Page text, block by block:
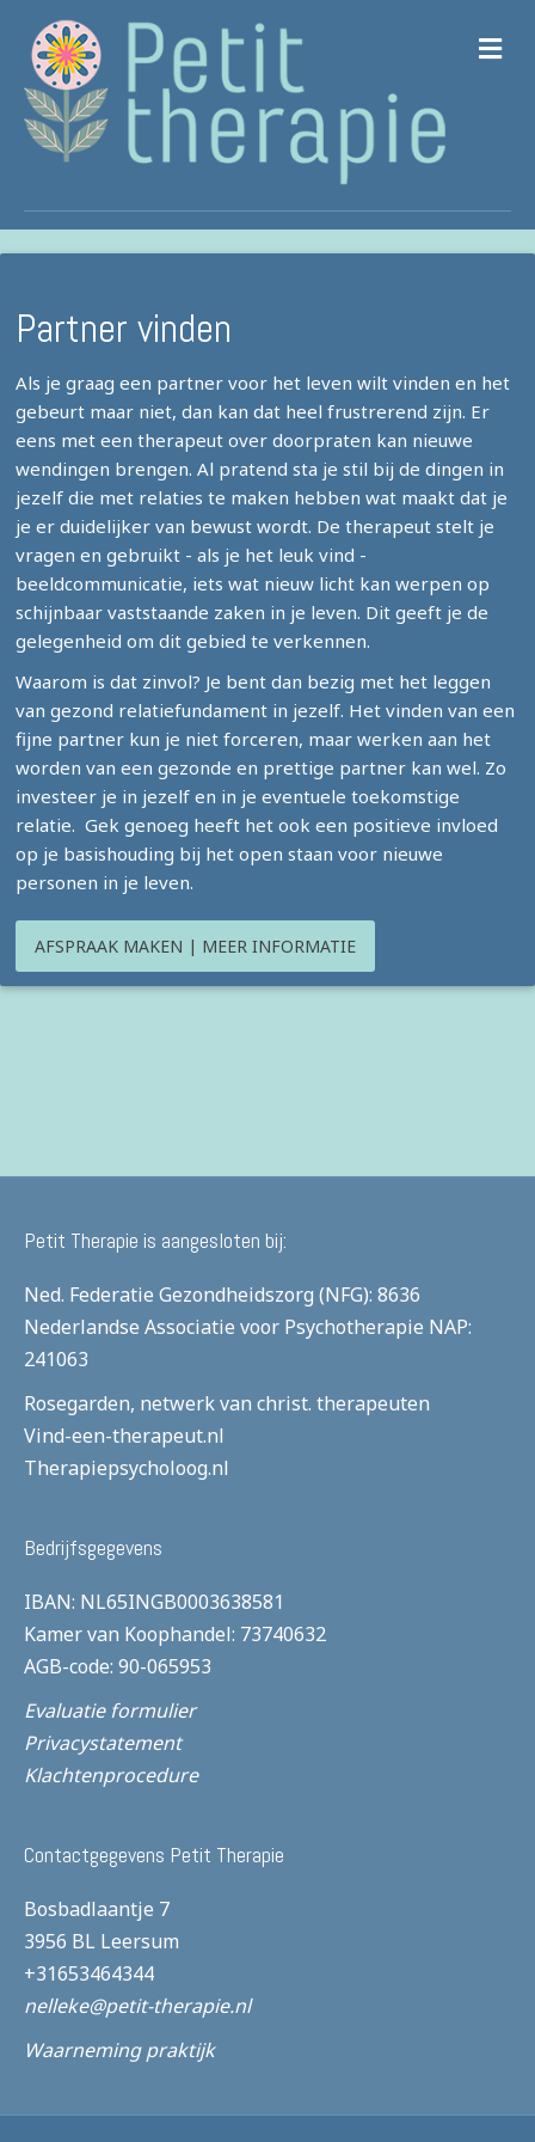
Partner vinden
Als je graag een partner voor het leven wilt vinden en het
gebeurt maar niet, dan kan dat heel frustrerend zijn. Er
eens met een therapeut over doorpraten kan nieuwe
wendingen brengen. Al pratend sta je stil bij de dingen in
jezelf die met relaties te maken hebben wat maakt dat je
je er duidelijker van bewust wordt. De therapeut stelt je
vragen en gebruikt - als je het leuk vind -
beeldcommunicatie, iets wat nieuw licht kan werpen op
schijnbaar vaststaande zaken in je leven. Dit geeft je de
gelegenheid om dit gebied te verkennen.
Waarom is dat zinvol? Je bent dan bezig met het leggen
van gezond relatiefundament in jezelf. Het vinden van een
fijne partner kun je niet forceren, maar werken aan het
worden van een gezonde en prettige partner kan wel. Zo
investeer je in jezelf en in je eventuele toekomstige
relatie. Gek genoeg heeft het ook een positieve invloed
op je basishouding bij het open staan voor nieuwe
personen in je leven.
AFSPRAAK MAKEN | MEER INFORMATIE
Petit Therapie is aangesloten bij:
Ned. Federatie Gezondheidszorg (NFG): 8636
Nederlandse Associatie voor Psychotherapie NAP:
241063
Rosegarden, netwerk van christ. therapeuten
Vind-een-therapeut.nl
Therapiepsycholoog.nl
Bedrijfsgegevens
IBAN: NL65INGB0003638581
Kamer van Koophandel: 73740632
AGB-code: 90-065953
Evaluatie formulier
Privacystatement
Klachtenprocedure
Contactgegevens Petit Therapie
Bosbadlaantje 7
3956 BL Leersum
+31653464344
nelleke@petit-therapie.nl
Waarneming praktijk